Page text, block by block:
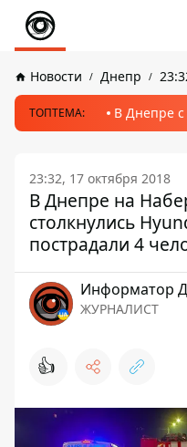
Новости Днепр
ТОПТЕМА: В Днепре
23:32, 17 октября 2018
В Днепре на
столкнулись
пострадали 4
Информатор
ЖУРНАЛИСТ
👍